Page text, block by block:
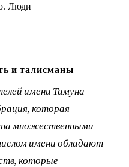
Люди
и талисманы
имени Тамуна
которая
множественными
имени обладают
которые